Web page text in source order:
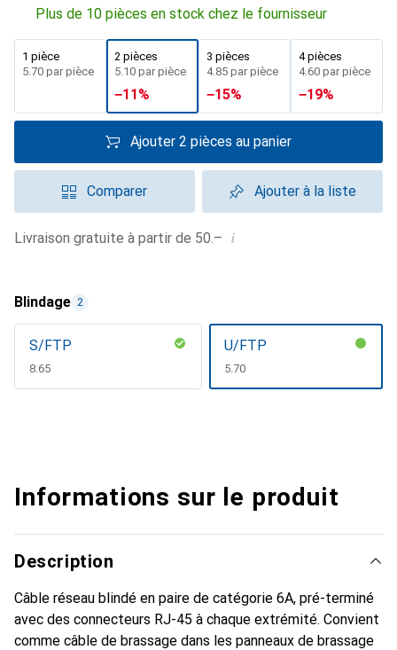
Plus de 10 pièces en stock chez le fournisseur
1 pièce
CHF
5.70 par pièce
2 pièces
CHF
5.10 par pièce
−11%
3 pièces
CHF
4.85 par pièce
−15%
4 pièces
CHF
4.60 par pièce
−19%
Ajouter 2 pièces au panier
Comparer Ajouter à la liste
Livraison gratuite à partir de 50.– i
Blindage 2
S/FTP
CHF
8.65
U/FTP
CHF
5.70
Informations sur le produit
Description
Câble réseau blindé en paire de catégorie 6A, pré-terminé
avec des connecteurs RJ-45 à chaque extrémité. Convient
comme câble de brassage dans les panneaux de brassage